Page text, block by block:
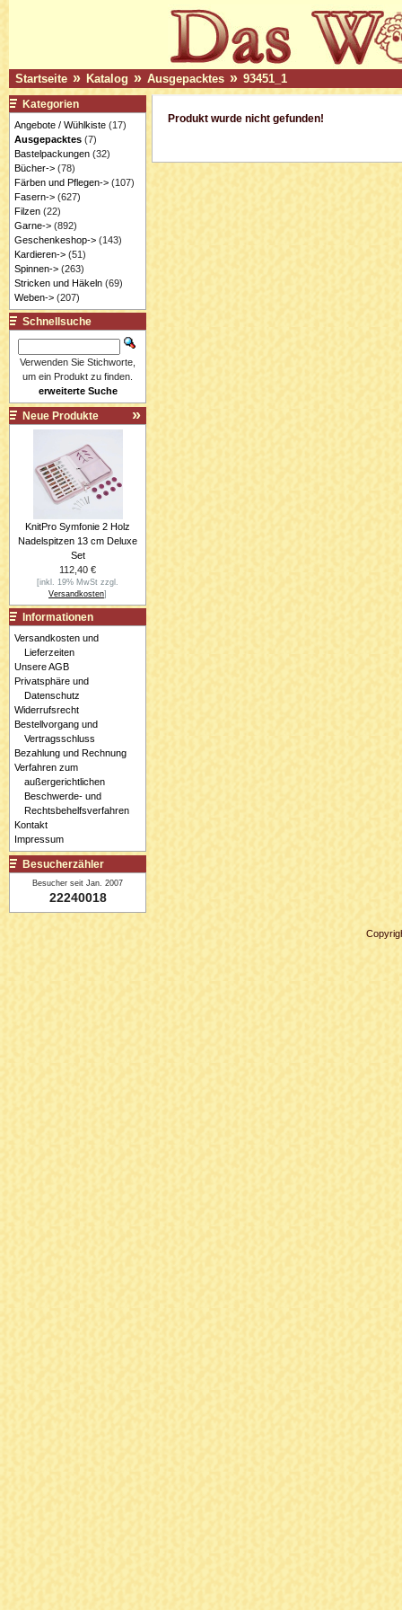
Startseite » Katalog » Ausgepacktes » 93451_1
Produkt wurde nicht gefunden!
Kategorien
Angebote / Wühlkiste(17)
Ausgepacktes(7)
Bastelpackungen(32)
Bücher->(78)
Färben und Pflegen->(107)
Fasern->(627)
Filzen(22)
Garne->(892)
Geschenkeshop->(143)
Kardieren->(51)
Spinnen->(263)
Stricken und Häkeln(69)
Weben->(207)
Schnellsuche
Verwenden Sie Stichworte,
um ein Produkt zu finden.
erweiterte Suche
Neue Produkte
KnitPro Symfonie 2 Holz
Nadelspitzen 13 cm Deluxe
Set
112,40 €
[inkl. 19% MwSt zzgl.
Versandkosten]
Informationen
Versandkosten und
Lieferzeiten
Unsere AGB
Privatsphäre und
Datenschutz
Widerrufsrecht
Bestellvorgang und
Vertragsschluss
Bezahlung und Rechnung
Verfahren zum
außergerichtlichen
Beschwerde- und
Rechtsbehelfsverfahren
Kontakt
Impressum
Besucherzähler
Besucher seit Jan. 2007
22240018